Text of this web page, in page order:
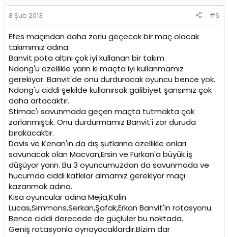
8 Şub 2013 #6
Efes maçından daha zorlu geçecek bir maç olacak
takımımız adına.
Banvit pota altını çok iyi kullanan bir takım.
Ndong'u özellikle yarın ki maçta iyi kullanmamız
gerekiyor. Banvit'de onu durduracak oyuncu bence yok.
Ndong'u ciddi şekilde kullanırsak galibiyet şansımız çok
daha artacaktır.
Stimac'ı savunmada geçen maçta tutmakta çok
zorlanmıştık. Onu durdurmamız Banvit'i zor duruda
bırakacaktır.
Davis ve Kenan'ın da dış şutlarına özellikle onları
savunacak olan Macvan,Ersin ve Furkan'a büyük iş
düşüyor yarın. Bu 3 oyuncumuzdan da savunmada ve
hücumda ciddi katkılar almamız gerekiyor maçı
kazanmak adına.
Kısa oyuncular adına Mejia,Kalin
Lucas,Simmons,Serkan,Şafak,Erkan Banvit'in rotasyonu.
Bence ciddi derecede de güçlüler bu noktada.
Geniş rotasyonla oynayacaklardır.Bizim dar